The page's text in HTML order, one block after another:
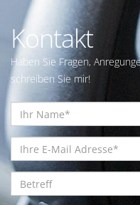
Kontakt
Haben Sie Fragen,
schreiben Sie mir!